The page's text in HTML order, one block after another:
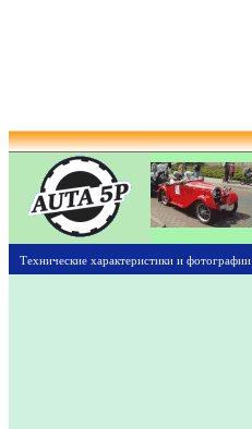
Технические характеристики и фотографии